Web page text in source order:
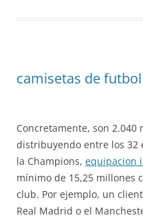
camisetas de
Concretamente, son
distribuyendo entre los 32
la Champions, equipacion
mínimo de 15,25 millones
club. Por ejemplo, un
Real Madrid o el